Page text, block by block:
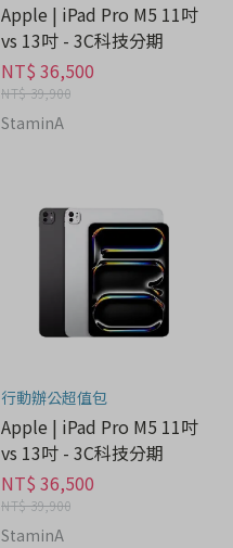
Apple | iPad Pro M5 11吋
vs 13吋 - 3C科技分期
NT$ 36,500
NT$ 39,900
StaminA
行動辦公超值包
Apple | iPad Pro M5 11吋
vs 13吋 - 3C科技分期
NT$ 36,500
NT$ 39,900
StaminA